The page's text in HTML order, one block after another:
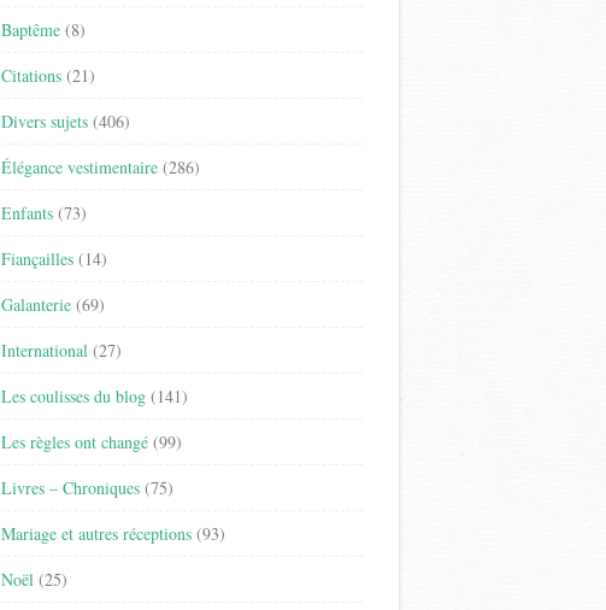
Baptême (8)
Citations (21)
Divers sujets (406)
Élégance vestimentaire (286)
Enfants (73)
Fiançailles (14)
Galanterie (69)
International (27)
Les coulisses du blog (141)
Les règles ont changé (99)
Livres – Chroniques (75)
Mariage et autres réceptions (93)
Noël (25)